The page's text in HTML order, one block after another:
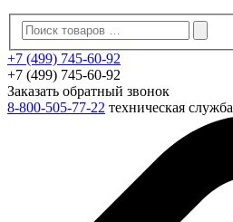
+7 (499) 745-60-92
+7 (499) 745-60-92
Заказать обратный звонок
8-800-505-77-22 техническая служба